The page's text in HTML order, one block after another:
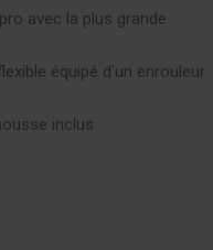
avec la plus grande
équipé d'un enrouleur
inclus